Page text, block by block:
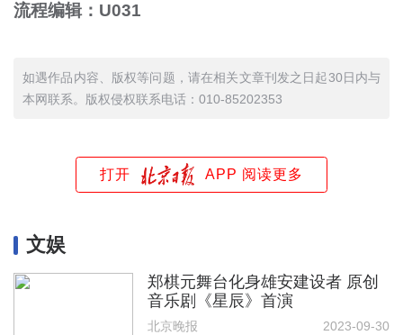
流程编辑：U031
如遇作品内容、版权等问题，请在相关文章刊发之日起30日内与
本网联系。版权侵权联系电话：010-85202353
打开 APP 阅读更多
文娱
郑棋元舞台化身雄安建设者 原创
音乐剧《星辰》首演
北京晚报 2023-09-30